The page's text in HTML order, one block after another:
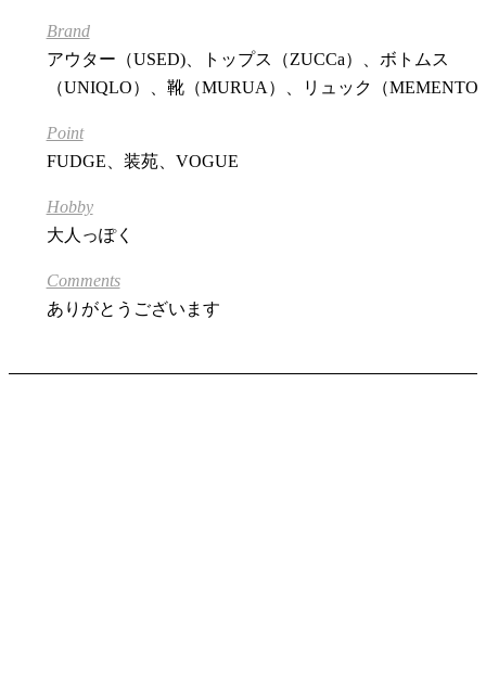
Brand
アウター（USED)、トップス（ZUCCa）、ボトムス
（UNIQLO）、靴（MURUA）、リュック（MEMENTO
Point
FUDGE、装苑、VOGUE
Hobby
大人っぽく
Comments
ありがとうございます